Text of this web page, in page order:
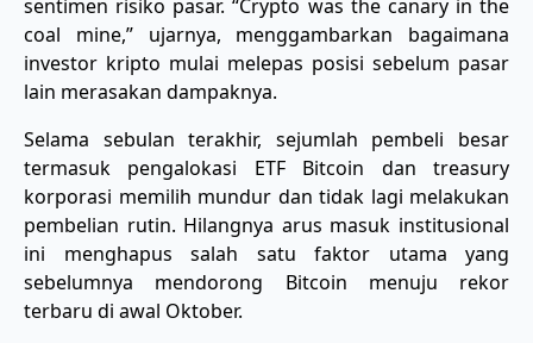
sentimen risiko pasar. “Crypto was the canary in the
coal mine,” ujarnya, menggambarkan bagaimana
investor kripto mulai melepas posisi sebelum pasar
lain merasakan dampaknya.
Selama sebulan terakhir, sejumlah pembeli besar
termasuk pengalokasi ETF Bitcoin dan treasury
korporasi memilih mundur dan tidak lagi melakukan
pembelian rutin. Hilangnya arus masuk institusional
ini menghapus salah satu faktor utama yang
sebelumnya mendorong Bitcoin menuju rekor
terbaru di awal Oktober.